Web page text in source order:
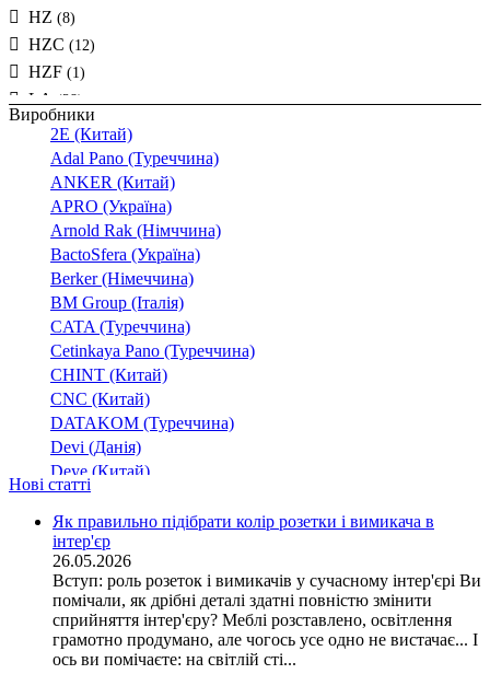
HZ (8)
HZC (12)
HZF (1)
LA (28)
LAF(4)
LAS(2)
LBS(20)
LBSCD(3)
NF2(20)
SDD(9)
SDE(4)
SIDER (4)
SIDER ND(4)
SIRCO(57)
SIRCO M(10)
SIRCO MC PV(3)
Sirco MV(8)
SIRCO PV
ВН(3)
ВР32(50)
ВР32И
РПБ(1)
РПС(1)
Виробники
2E (Китай)
Adal Pano (Туреччина)
ANKER (Китай)
APRO (Україна)
Arnold Rak (Німччина)
BactoSfera (Україна)
Berker (Німеччина)
BM Group (Італія)
CATA (Туреччина)
Cetinkaya Pano (Туреччина)
CHINT (Китай)
CNC (Китай)
DATAKOM (Туреччина)
Devi (Данія)
Deye (Китай)
DigiTop (Україна)
DKC (Україна)
Dyness (Китай)
E.NEXT (Україна)
EAE Electric
Eastron (Китай)
Eaton (США)
ElectrO (Україна)
Нові статті
Як правильно підібрати колір розетки і вимикача в
інтер'єр
26.05.2026
Вступ: роль розеток і вимикачів у сучасному інтер'єрі Ви
помічали, як дрібні деталі здатні повністю змінити
сприйняття інтер'єру? Меблі розставлено, освітлення
грамотно продумано, але чогось усе одно не вистачає... І
ось ви помічаєте: на світлій сті...